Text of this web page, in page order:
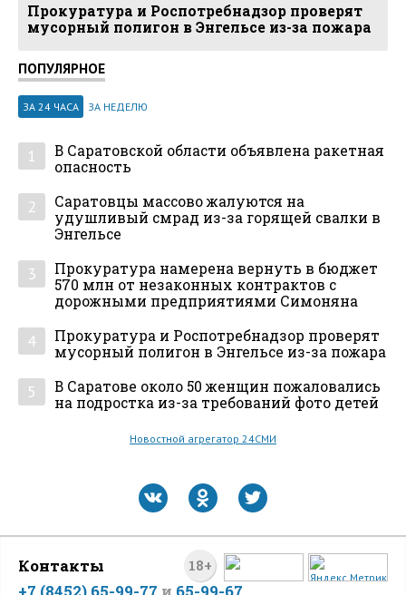
Прокуратура и Роспотребнадзор проверят
мусорный полигон в Энгельсе из-за пожара
ПОПУЛЯРНОЕ
ЗА 24 ЧАСА ЗА НЕДЕЛЮ
1
В Саратовской области объявлена ракетная
опасность
2
Саратовцы массово жалуются на
удушливый смрад из-за горящей свалки в
Энгельсе
3
Прокуратура намерена вернуть в бюджет
570 млн от незаконных контрактов с
дорожными предприятиями Симоняна
4
Прокуратура и Роспотребнадзор проверят
мусорный полигон в Энгельсе из-за пожара
5
В Саратове около 50 женщин пожаловались
на подростка из-за требований фото детей
Новостной агрегатор 24СМИ
18+
Контакты
+7 (8452) 65-99-77 и 65-99-67